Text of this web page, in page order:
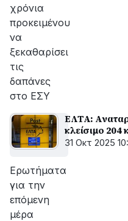
χρόνια
προκειμένου
να
ξεκαθαρίσει
τις
δαπάνες
στο ΕΣΥ
ΕΛΤΑ:
κλείσιμο
31 Οκτ 2025
Ερωτήματα
για την
επόμενη
μέρα